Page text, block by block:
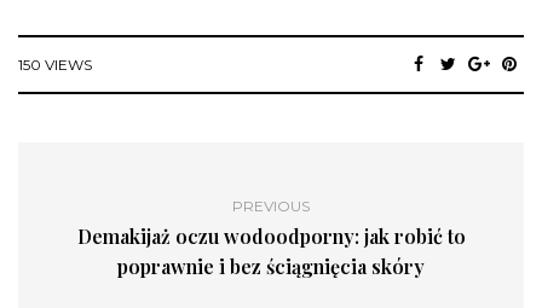
150 VIEWS
PREVIOUS
Demakijaż oczu wodoodporny: jak robić to
poprawnie i bez ściągnięcia skóry